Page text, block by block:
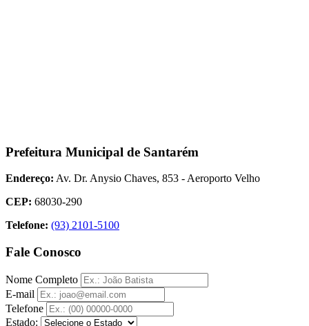
Prefeitura Municipal de Santarém
Endereço: Av. Dr. Anysio Chaves, 853 - Aeroporto Velho
CEP: 68030-290
Telefone: (93) 2101-5100
Fale Conosco
Nome Completo
E-mail
Telefone
Estado: